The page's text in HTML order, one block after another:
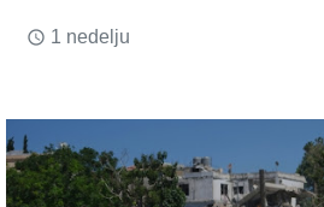
access_time 1 nedelju